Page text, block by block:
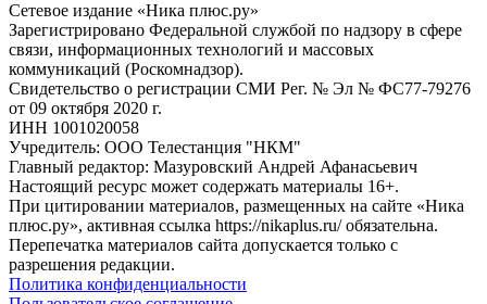
Сетевое издание «Ника плюс.ру»
Зарегистрировано Федеральной службой по надзору в сфере
связи, информационных технологий и массовых
коммуникаций (Роскомнадзор).
Свидетельство о регистрации СМИ Рег. № Эл № ФС77-79276
от 09 октября 2020 г.
ИНН 1001020058
Учредитель: ООО Телестанция "НКМ"
Главный редактор: Мазуровский Андрей Афанасьевич
Настоящий ресурс может содержать материалы 16+.
При цитировании материалов, размещенных на сайте «Ника
плюс.ру», активная ссылка https://nikaplus.ru/ обязательна.
Перепечатка материалов сайта допускается только с
разрешения редакции.
Политика конфиденциальности